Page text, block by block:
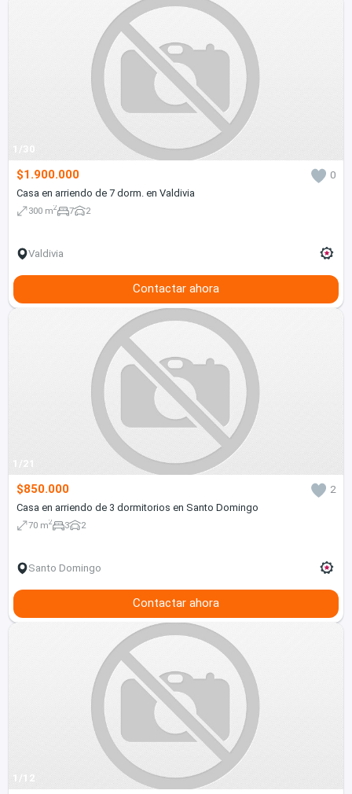
1/30
$1.900.000
0
Casa en arriendo de 7 dorm. en Valdivia
300 m2 7 2
Valdivia
Contactar ahora
1/21
$850.000
2
Casa en arriendo de 3 dormitorios en Santo Domingo
70 m2 3 2
Santo Domingo
Contactar ahora
1/12